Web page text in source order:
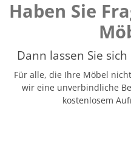
Haben Sie
Dann lassen Sie
Für alle, die Ihre Möbel
wir eine unverbindliche
kostenlosem